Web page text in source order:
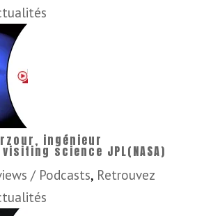
ingénieur
science JPL(NASA)
/ Podcasts, Retrouvez